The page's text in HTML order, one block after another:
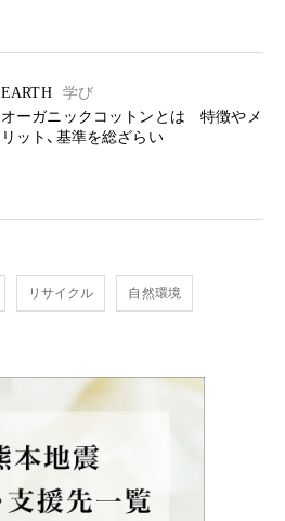
EARTH
学び
オーガニックコットンとは 特徴やメ
リット、基準を総ざらい
リサイクル 自然環境